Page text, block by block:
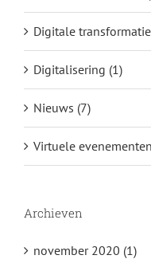
Digitale
Digitalisering (1)
Nieuws (7)
Virtuele
Archieven
november 2020 (1)